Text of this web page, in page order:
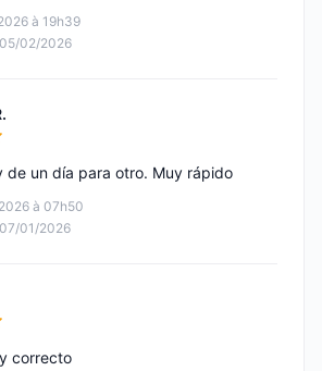
à 19h39
02/2026
à 07h50
01/2026
de un día para otro. Muy rápido
correcto